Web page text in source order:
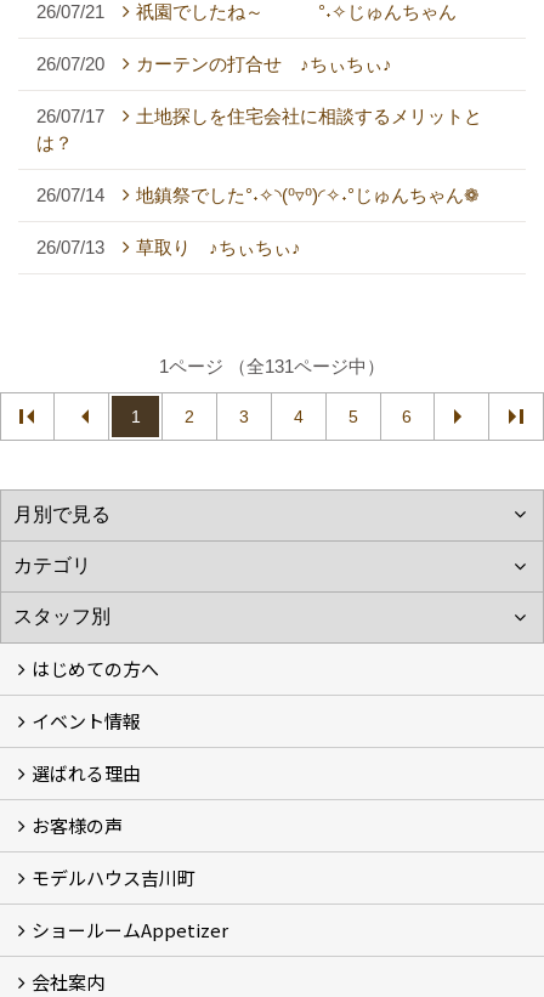
26/07/21 祇園でしたね～ °˖✧じゅんちゃん
26/07/20 カーテンの打合せ ♪ちぃちぃ♪
26/07/17
土地探しを住宅会社に相談するメリットと
は？
26/07/14 地鎮祭でした°˖✧◝(⁰▿⁰)◜✧˖°じゅんちゃん❁
26/07/13 草取り ♪ちぃちぃ♪
1ページ （全131ページ中）
1 2 3 4 5 6
はじめての方へ
フォトギャラリー
性能について
自然素材のお家
オーナー様のおうち訪問
イベント情報
イベント情報
選ばれる理由
5つのやさしさ宣言
3つのプロ宣言
お家づくりスケジュール
お客様の声
お客様の声
モデルハウス吉川町
吉川町モデルハウス
ショールームAppetizer
Appetizer(ショールーム)
Appetizer(レンタルスペース)
会社案内